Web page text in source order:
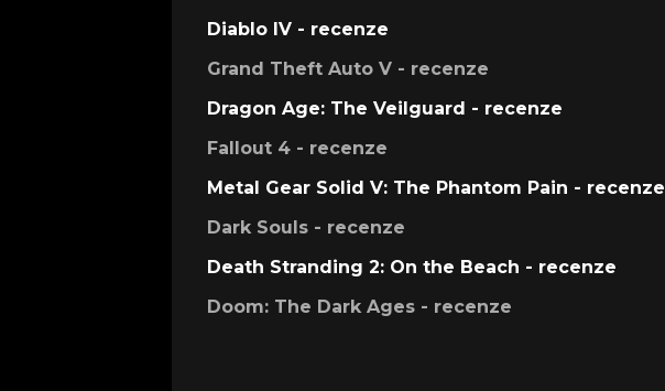
Diablo IV - recenze
Grand Theft Auto V - recenze
Dragon Age: The Veilguard - recenze
Fallout 4 - recenze
Metal Gear Solid V: The Phantom Pain - recenze
Dark Souls - recenze
Death Stranding 2: On the Beach - recenze
Doom: The Dark Ages - recenze